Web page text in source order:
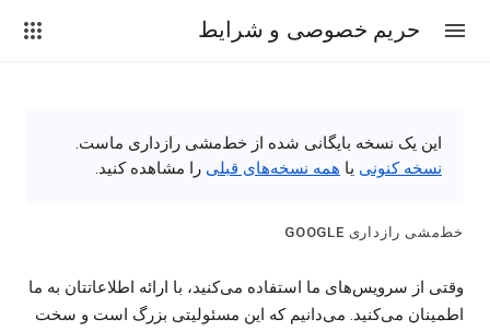
حریم خصوصی و شرایط
این یک نسخه بایگانی شده از خط‌مشی رازداری ماست.
نسخه کنونی یا همه نسخه‌های قبلی را مشاهده کنید.
خط‌مشی رازداری GOOGLE
وقتی از سرویس‌های ما استفاده می‌کنید، با ارائه اطلاعاتتان به ما
اطمینان می‌کنید. می‌دانیم که این مسئولیتی بزرگ است و سخت